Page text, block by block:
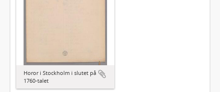
Horor i Stockholm i slutet på
1760-talet